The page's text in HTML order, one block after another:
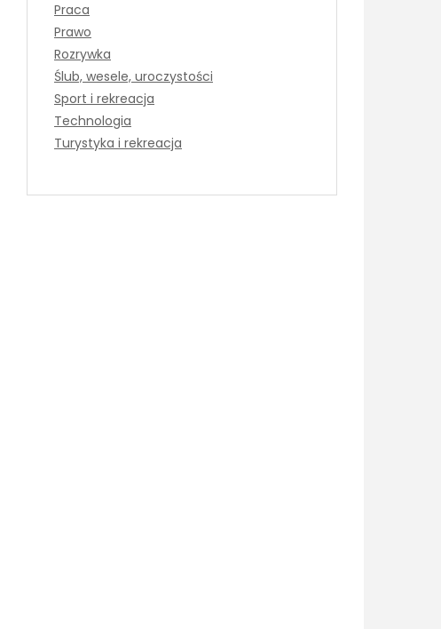
Praca
Prawo
Rozrywka
Ślub, wesele, uroczystości
Sport i rekreacja
Technologia
Turystyka i rekreacja